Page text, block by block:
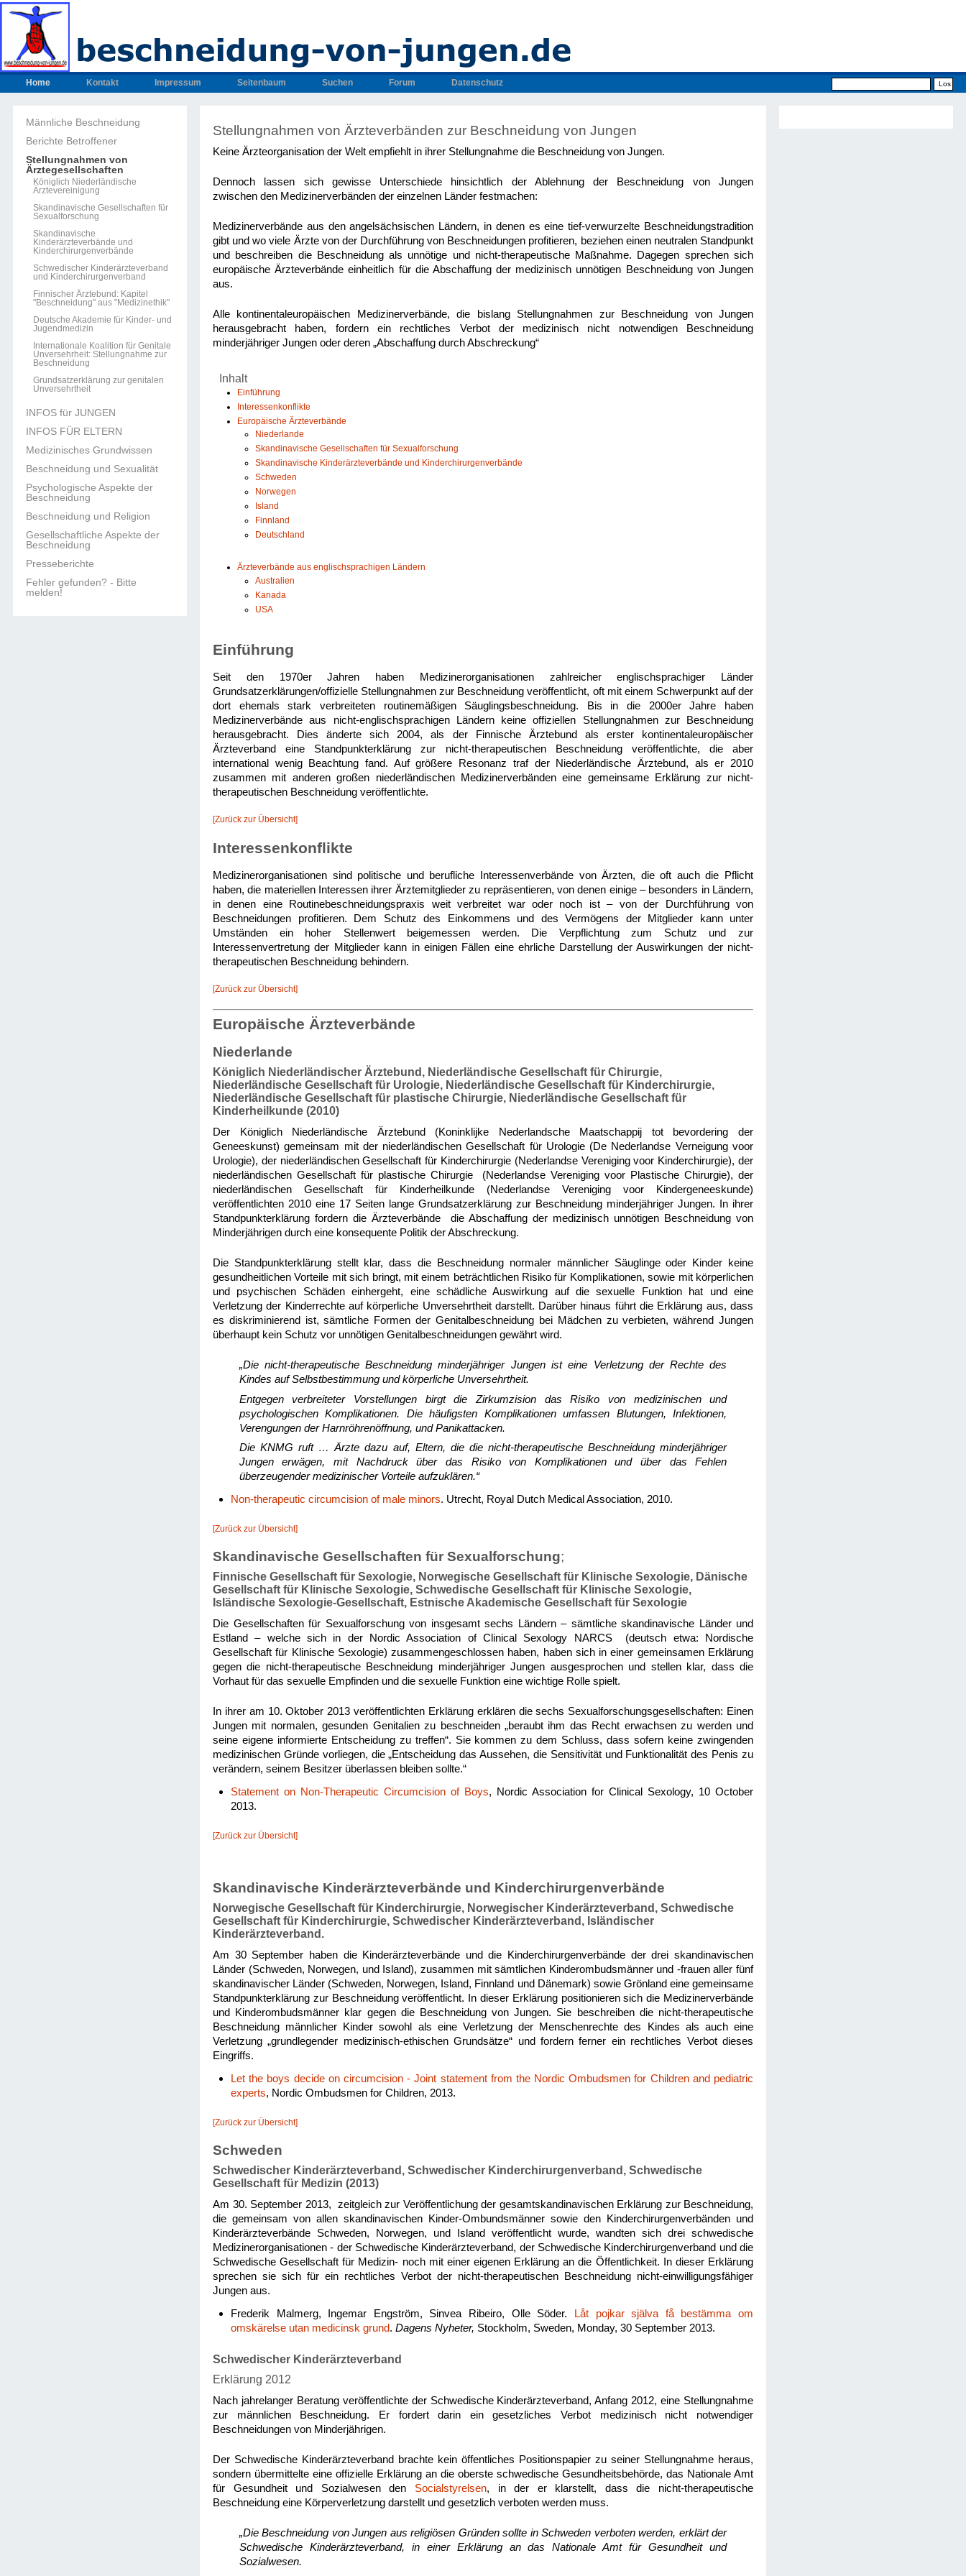
Home Kontakt Impressum Seitenbaum Suchen Forum Datenschutz
Männliche Beschneidung
Berichte Betroffener
Stellungnahmen von
Ärztegesellschaften
Königlich Niederländische
Ärztevereinigung
Skandinavische Gesellschaften für
Sexualforschung
Skandinavische
Kinderärzteverbände und
Kinderchirurgenverbände
Schwedischer Kinderärzteverband
und Kinderchirurgenverband
Finnischer Ärztebund: Kapitel
"Beschneidung" aus "Medizinethik"
Deutsche Akademie für Kinder- und
Jugendmedizin
Internationale Koalition für Genitale
Unversehrheit: Stellungnahme zur
Beschneidung
Grundsatzerklärung zur genitalen
Unversehrtheit
INFOS für JUNGEN
INFOS FÜR ELTERN
Medizinisches Grundwissen
Beschneidung und Sexualität
Psychologische Aspekte der
Beschneidung
Beschneidung und Religion
Gesellschaftliche Aspekte der
Beschneidung
Presseberichte
Fehler gefunden? - Bitte
melden!
Stellungnahmen von Ärzteverbänden zur Beschneidung von Jungen
Keine Ärzteorganisation der Welt empfiehlt in ihrer Stellungnahme die Beschneidung von Jungen.
Dennoch lassen sich gewisse Unterschiede hinsichtlich der Ablehnung der Beschneidung von Jungen
zwischen den Medizinerverbänden der einzelnen Länder festmachen:
Medizinerverbände aus den angelsächsischen Ländern, in denen es eine tief-verwurzelte Beschneidungstradition
gibt und wo viele Ärzte von der Durchführung von Beschneidungen profitieren, beziehen einen neutralen Standpunkt
und beschreiben die Beschneidung als unnötige und nicht-therapeutische Maßnahme. Dagegen sprechen sich
europäische Ärzteverbände einheitlich für die Abschaffung der medizinisch unnötigen Beschneidung von Jungen
aus.
Alle kontinentaleuropäischen Medizinerverbände, die bislang Stellungnahmen zur Beschneidung von Jungen
herausgebracht haben, fordern ein rechtliches Verbot der medizinisch nicht notwendigen Beschneidung
minderjähriger Jungen oder deren „Abschaffung durch Abschreckung“
Inhalt
Einführung
Interessenkonflikte
Europäische Ärzteverbände
Niederlande
Skandinavische Gesellschaften für Sexualforschung
Skandinavische Kinderärzteverbände und Kinderchirurgenverbände
Schweden
Norwegen
Island
Finnland
Deutschland
Ärzteverbände aus englischsprachigen Ländern
Australien
Kanada
USA
Einführung
Seit den 1970er Jahren haben Medizinerorganisationen zahlreicher englischsprachiger Länder
Grundsatzerklärungen/offizielle Stellungnahmen zur Beschneidung veröffentlicht, oft mit einem Schwerpunkt auf der
dort ehemals stark verbreiteten routinemäßigen Säuglingsbeschneidung. Bis in die 2000er Jahre haben
Medizinerverbände aus nicht-englischsprachigen Ländern keine offiziellen Stellungnahmen zur Beschneidung
herausgebracht. Dies änderte sich 2004, als der Finnische Ärztebund als erster kontinentaleuropäischer
Ärzteverband eine Standpunkterklärung zur nicht-therapeutischen Beschneidung veröffentlichte, die aber
international wenig Beachtung fand. Auf größere Resonanz traf der Niederländische Ärztebund, als er 2010
zusammen mit anderen großen niederländischen Medizinerverbänden eine gemeinsame Erklärung zur nicht-
therapeutischen Beschneidung veröffentlichte.
[Zurück zur Übersicht]
Interessenkonflikte
Medizinerorganisationen sind politische und berufliche Interessenverbände von Ärzten, die oft auch die Pflicht
haben, die materiellen Interessen ihrer Ärztemitglieder zu repräsentieren, von denen einige – besonders in Ländern,
in denen eine Routinebeschneidungspraxis weit verbreitet war oder noch ist – von der Durchführung von
Beschneidungen profitieren. Dem Schutz des Einkommens und des Vermögens der Mitglieder kann unter
Umständen ein hoher Stellenwert beigemessen werden. Die Verpflichtung zum Schutz und zur
Interessenvertretung der Mitglieder kann in einigen Fällen eine ehrliche Darstellung der Auswirkungen der nicht-
therapeutischen Beschneidung behindern.
[Zurück zur Übersicht]
Europäische Ärzteverbände
Niederlande
Königlich Niederländischer Ärztebund, Niederländische Gesellschaft für Chirurgie,
Niederländische Gesellschaft für Urologie, Niederländische Gesellschaft für Kinderchirurgie,
Niederländische Gesellschaft für plastische Chirurgie, Niederländische Gesellschaft für
Kinderheilkunde (2010)
Der Königlich Niederländische Ärztebund (Koninklijke Nederlandsche Maatschappij tot bevordering der
Geneeskunst) gemeinsam mit der niederländischen Gesellschaft für Urologie (De Nederlandse Verneigung voor
Urologie), der niederländischen Gesellschaft für Kinderchirurgie (Nederlandse Vereniging voor Kinderchirurgie), der
niederländischen Gesellschaft für plastische Chirurgie (Nederlandse Vereniging voor Plastische Chirurgie), der
niederländischen Gesellschaft für Kinderheilkunde (Nederlandse Vereniging voor Kindergeneeskunde)
veröffentlichten 2010 eine 17 Seiten lange Grundsatzerklärung zur Beschneidung minderjähriger Jungen. In ihrer
Standpunkterklärung fordern die Ärzteverbände die Abschaffung der medizinisch unnötigen Beschneidung von
Minderjährigen durch eine konsequente Politik der Abschreckung.
Die Standpunkterklärung stellt klar, dass die Beschneidung normaler männlicher Säuglinge oder Kinder keine
gesundheitlichen Vorteile mit sich bringt, mit einem beträchtlichen Risiko für Komplikationen, sowie mit körperlichen
und psychischen Schäden einhergeht, eine schädliche Auswirkung auf die sexuelle Funktion hat und eine
Verletzung der Kinderrechte auf körperliche Unversehrtheit darstellt. Darüber hinaus führt die Erklärung aus, dass
es diskriminierend ist, sämtliche Formen der Genitalbeschneidung bei Mädchen zu verbieten, während Jungen
überhaupt kein Schutz vor unnötigen Genitalbeschneidungen gewährt wird.
„Die nicht-therapeutische Beschneidung minderjähriger Jungen ist eine Verletzung der Rechte des
Kindes auf Selbstbestimmung und körperliche Unversehrtheit.
Entgegen verbreiteter Vorstellungen birgt die Zirkumzision das Risiko von medizinischen und
psychologischen Komplikationen. Die häufigsten Komplikationen umfassen Blutungen, Infektionen,
Verengungen der Harnröhrenöffnung, und Panikattacken.
Die KNMG ruft … Ärzte dazu auf, Eltern, die die nicht-therapeutische Beschneidung minderjähriger
Jungen erwägen, mit Nachdruck über das Risiko von Komplikationen und über das Fehlen
überzeugender medizinischer Vorteile aufzuklären.“
Non-therapeutic circumcision of male minors. Utrecht, Royal Dutch Medical Association, 2010.
[Zurück zur Übersicht]
Skandinavische Gesellschaften für Sexualforschung;
Finnische Gesellschaft für Sexologie, Norwegische Gesellschaft für Klinische Sexologie, Dänische
Gesellschaft für Klinische Sexologie, Schwedische Gesellschaft für Klinische Sexologie,
Isländische Sexologie-Gesellschaft, Estnische Akademische Gesellschaft für Sexologie
Die Gesellschaften für Sexualforschung von insgesamt sechs Ländern – sämtliche skandinavische Länder und
Estland – welche sich in der Nordic Association of Clinical Sexology NARCS (deutsch etwa: Nordische
Gesellschaft für Klinische Sexologie) zusammengeschlossen haben, haben sich in einer gemeinsamen Erklärung
gegen die nicht-therapeutische Beschneidung minderjähriger Jungen ausgesprochen und stellen klar, dass die
Vorhaut für das sexuelle Empfinden und die sexuelle Funktion eine wichtige Rolle spielt.
In ihrer am 10. Oktober 2013 veröffentlichten Erklärung erklären die sechs Sexualforschungsgesellschaften: Einen
Jungen mit normalen, gesunden Genitalien zu beschneiden „beraubt ihm das Recht erwachsen zu werden und
seine eigene informierte Entscheidung zu treffen“. Sie kommen zu dem Schluss, dass sofern keine zwingenden
medizinischen Gründe vorliegen, die „Entscheidung das Aussehen, die Sensitivität und Funktionalität des Penis zu
verändern, seinem Besitzer überlassen bleiben sollte.“
Statement on Non-Therapeutic Circumcision of Boys, Nordic Association for Clinical Sexology, 10 October
2013.
[Zurück zur Übersicht]
Skandinavische Kinderärzteverbände und Kinderchirurgenverbände
Norwegische Gesellschaft für Kinderchirurgie, Norwegischer Kinderärzteverband, Schwedische
Gesellschaft für Kinderchirurgie, Schwedischer Kinderärzteverband, Isländischer
Kinderärzteverband.
Am 30 September haben die Kinderärzteverbände und die Kinderchirurgenverbände der drei skandinavischen
Länder (Schweden, Norwegen, und Island), zusammen mit sämtlichen Kinderombudsmänner und -frauen aller fünf
skandinavischer Länder (Schweden, Norwegen, Island, Finnland und Dänemark) sowie Grönland eine gemeinsame
Standpunkterklärung zur Beschneidung veröffentlicht. In dieser Erklärung positionieren sich die Medizinerverbände
und Kinderombudsmänner klar gegen die Beschneidung von Jungen. Sie beschreiben die nicht-therapeutische
Beschneidung männlicher Kinder sowohl als eine Verletzung der Menschenrechte des Kindes als auch eine
Verletzung „grundlegender medizinisch-ethischen Grundsätze“ und fordern ferner ein rechtliches Verbot dieses
Eingriffs.
Let the boys decide on circumcision - Joint statement from the Nordic Ombudsmen for Children and pediatric
experts, Nordic Ombudsmen for Children, 2013.
[Zurück zur Übersicht]
Schweden
Schwedischer Kinderärzteverband, Schwedischer Kinderchirurgenverband, Schwedische
Gesellschaft für Medizin (2013)
Am 30. September 2013, zeitgleich zur Veröffentlichung der gesamtskandinavischen Erklärung zur Beschneidung,
die gemeinsam von allen skandinavischen Kinder-Ombundsmänner sowie den Kinderchirurgenverbänden und
Kinderärzteverbände Schweden, Norwegen, und Island veröffentlicht wurde, wandten sich drei schwedische
Medizinerorganisationen - der Schwedische Kinderärzteverband, der Schwedische Kinderchirurgenverband und die
Schwedische Gesellschaft für Medizin- noch mit einer eigenen Erklärung an die Öffentlichkeit. In dieser Erklärung
sprechen sie sich für ein rechtliches Verbot der nicht-therapeutischen Beschneidung nicht-einwilligungsfähiger
Jungen aus.
Frederik Malmerg, Ingemar Engström, Sinvea Ribeiro, Olle Söder. Låt pojkar själva få bestämma om
omskärelse utan medicinsk grund. Dagens Nyheter, Stockholm, Sweden, Monday, 30 September 2013.
Schwedischer Kinderärzteverband
Erklärung 2012
Nach jahrelanger Beratung veröffentlichte der Schwedische Kinderärzteverband, Anfang 2012, eine Stellungnahme
zur männlichen Beschneidung. Er fordert darin ein gesetzliches Verbot medizinisch nicht notwendiger
Beschneidungen von Minderjährigen.
Der Schwedische Kinderärzteverband brachte kein öffentliches Positionspapier zu seiner Stellungnahme heraus,
sondern übermittelte eine offizielle Erklärung an die oberste schwedische Gesundheitsbehörde, das Nationale Amt
für Gesundheit und Sozialwesen den Socialstyrelsen, in der er klarstellt, dass die nicht-therapeutische
Beschneidung eine Körperverletzung darstellt und gesetzlich verboten werden muss.
„Die Beschneidung von Jungen aus religiösen Gründen sollte in Schweden verboten werden, erklärt der
Schwedische Kinderärzteverband, in einer Erklärung an das Nationale Amt für Gesundheit und
Sozialwesen.